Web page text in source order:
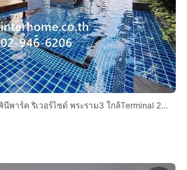
คอนโดมิเนียม 64.16 ตร.ม. ลุมพินีพาร์ค ริเวอร์ไซด์ พระราม3 ใกล้Terminal 21 พระราม3 ถนนพระราม3 เขตยานนาวา กรุงเทพมหานคร